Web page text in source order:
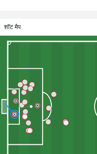
शॉट मैप